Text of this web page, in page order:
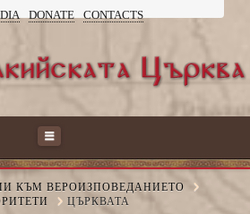
DONATE CONTACTS
Navigation
КЪМ ВЕРОИЗПОВЕДАНИЕТО
ЦЪРКВАТА